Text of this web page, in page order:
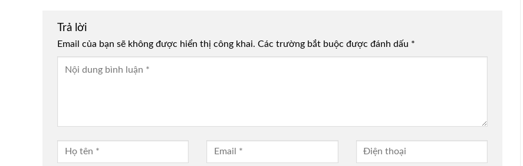
Trả lời
Email của bạn sẽ không được hiển thị công khai. Các trường bắt buộc được đánh dấu *
Alternative: